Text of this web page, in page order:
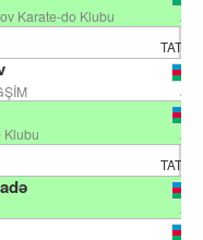
Karate-do Klubu
Klubu